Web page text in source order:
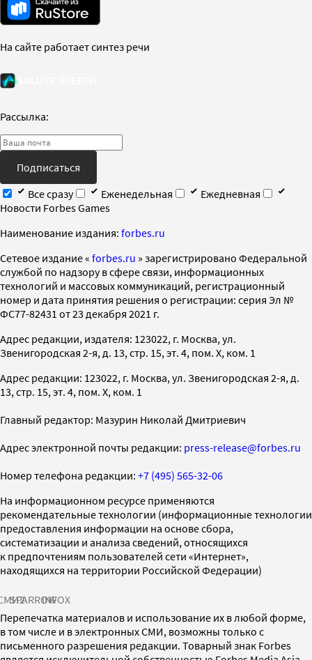
На сайте работает синтез речи
Рассылка:
Подписаться
Все сразу
Еженедельная
Ежедневная
Новости Forbes Games
Наименование издания: forbes.ru
Cетевое издание « forbes.ru » зарегистрировано Федеральной
службой по надзору в сфере связи, информационных
технологий и массовых коммуникаций, регистрационный
номер и дата принятия решения о регистрации: серия Эл №
ФС77-82431 от 23 декабря 2021 г.
Адрес редакции, издателя: 123022, г. Москва, ул.
Звенигородская 2-я, д. 13, стр. 15, эт. 4, пом. X, ком. 1
Адрес редакции: 123022, г. Москва, ул. Звенигородская 2-я, д.
13, стр. 15, эт. 4, пом. X, ком. 1
Главный редактор: Мазурин Николай Дмитриевич
Адрес электронной почты редакции: press-release@forbes.ru
Номер телефона редакции: +7 (495) 565-32-06
На информационном ресурсе применяются
рекомендательные технологии (информационные технологии
предоставления информации на основе сбора,
систематизации и анализа сведений, относящихся
к предпочтениям пользователей сети «Интернет»,
находящихся на территории Российской Федерации)
SPARROWINFOX
Перепечатка материалов и использование их в любой форме,
в том числе и в электронных СМИ, возможны только с
письменного разрешения редакции. Товарный знак Forbes